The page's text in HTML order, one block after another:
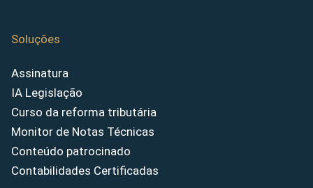
Soluções
Assinatura
IA Legislação
Curso da reforma tributária
Monitor de Notas Técnicas
Conteúdo patrocinado
Contabilidades Certificadas